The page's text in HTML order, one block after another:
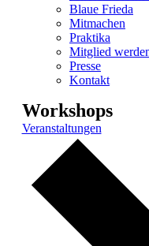
Blaue Frieda
Mitmachen
Praktika
Mitglied
Presse
Kontakt
Workshops
Veranstaltungen